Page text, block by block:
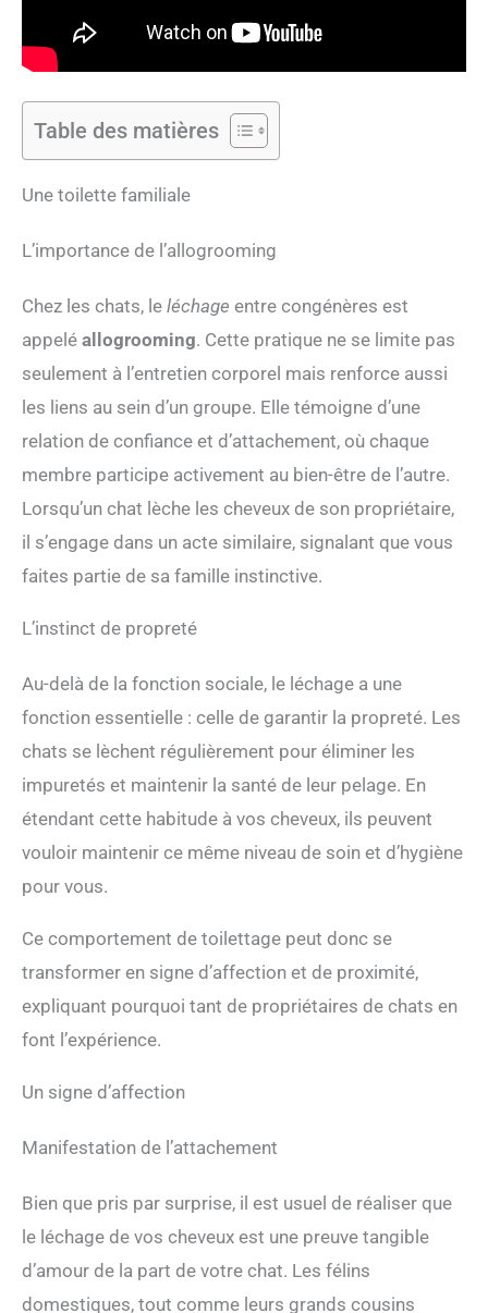
Table des matières
Une toilette familiale
L’importance de l’allogrooming
Chez les chats, le léchage entre congénères est
appelé allogrooming. Cette pratique ne se limite pas
seulement à l’entretien corporel mais renforce aussi
les liens au sein d’un groupe. Elle témoigne d’une
relation de confiance et d’attachement, où chaque
membre participe activement au bien-être de l’autre.
Lorsqu’un chat lèche les cheveux de son propriétaire,
il s’engage dans un acte similaire, signalant que vous
faites partie de sa famille instinctive.
L’instinct de propreté
Au-delà de la fonction sociale, le léchage a une
fonction essentielle : celle de garantir la propreté. Les
chats se lèchent régulièrement pour éliminer les
impuretés et maintenir la santé de leur pelage. En
étendant cette habitude à vos cheveux, ils peuvent
vouloir maintenir ce même niveau de soin et d’hygiène
pour vous.
Ce comportement de toilettage peut donc se
transformer en signe d’affection et de proximité,
expliquant pourquoi tant de propriétaires de chats en
font l’expérience.
Un signe d’affection
Manifestation de l’attachement
Bien que pris par surprise, il est usuel de réaliser que
le léchage de vos cheveux est une preuve tangible
d’amour de la part de votre chat. Les félins
domestiques, tout comme leurs grands cousins